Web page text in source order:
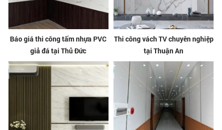
Báo giá thi công tấm nhựa PVC
giả đá tại Thủ Đức
Thi công vách TV chuyên nghiệp
tại Thuận An